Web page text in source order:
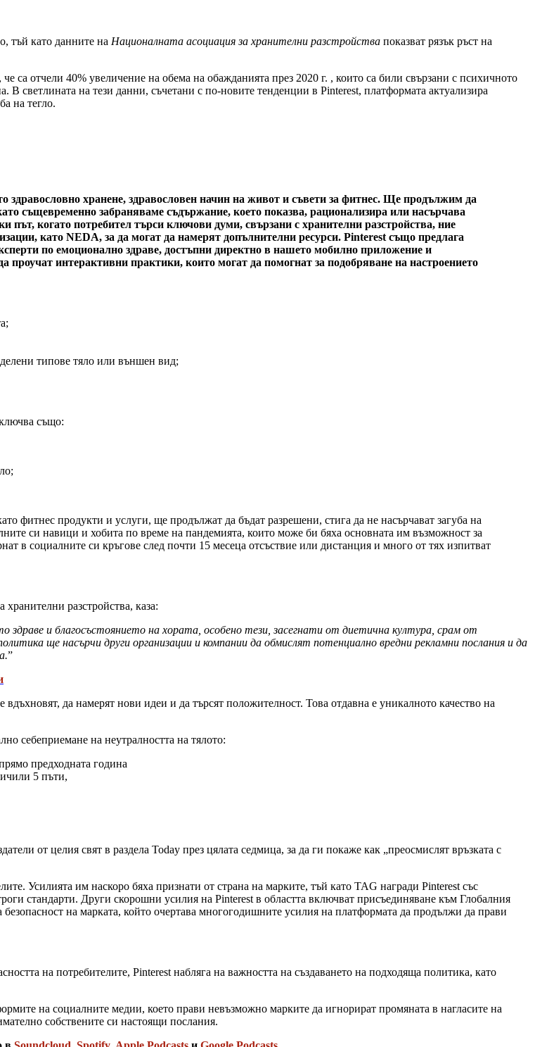
тъй като данните на Националната асоциация за хранителни разстройства показват рязък ръст на
са отчели 40% увеличение на обема на обажданията през 2020 г. , които са били свързани с психичното
В светлината на тези данни, съчетани с по-новите тенденции в Pinterest, платформата актуализира
на тегло.
хранене, здравословен начин на живот и съвети за фитнес. Ще продължим да
същевременно забраняваме съдържание, което показва, рационализира или насърчава
път, когато потребител търси ключови думи, свързани с хранителни разстройства, ние
като NEDA, за да могат да намерят допълнителни ресурси. Pinterest също предлага
по емоционално здраве, достъпни директно в нашето мобилно приложение и
проучат интерактивни практики, които могат да помогнат за подобряване на настроението
типове тяло или външен вид;
също:
фитнес продукти и услуги, ще продължат да бъдат разрешени, стига да не насърчават загуба на
си навици и хобита по време на пандемията, които може би бяха основната им възможност за
в социалните си кръгове след почти 15 месеца отсъствие или дистанция и много от тях изпитват
разстройства, каза:
и благосъстоянието на хората, особено тези, засегнати от диетична култура, срам от
ще насърчи други организации и компании да обмислят потенциално вредни рекламни послания и да
”
да намерят нови идеи и да търсят положителност. Това отдавна е уникалното качество на
себеприемане на неутралността на тялото:
предходната година
5 пъти,
от целия свят в раздела Today през цялата седмица, за да ги покаже как „преосмислят връзката с
Усилията им наскоро бяха признати от страна на марките, тъй като TAG награди Pinterest със
стандарти. Други скорошни усилия на Pinterest в областта включват присъединяване към Глобалния
на марката, който очертава многогодишните усилия на платформата да продължи да прави
на потребителите, Pinterest набляга на важността на създаването на подходяща политика, като
на социалните медии, което прави невъзможно марките да игнорират промяната в нагласите на
собствените си настоящи послания.